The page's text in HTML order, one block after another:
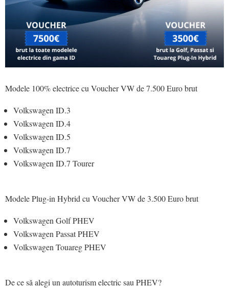
Modele 100% electrice cu Voucher VW de 7.500 Euro brut
Volkswagen ID.3
Volkswagen ID.4
Volkswagen ID.5
Volkswagen ID.7
Volkswagen ID.7 Tourer
Modele Plug-in Hybrid cu Voucher VW de 3.500 Euro brut
Volkswagen Golf PHEV
Volkswagen Passat PHEV
Volkswagen Touareg PHEV
De ce să alegi un autoturism electric sau PHEV?